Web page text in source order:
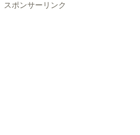
スポンサーリンク